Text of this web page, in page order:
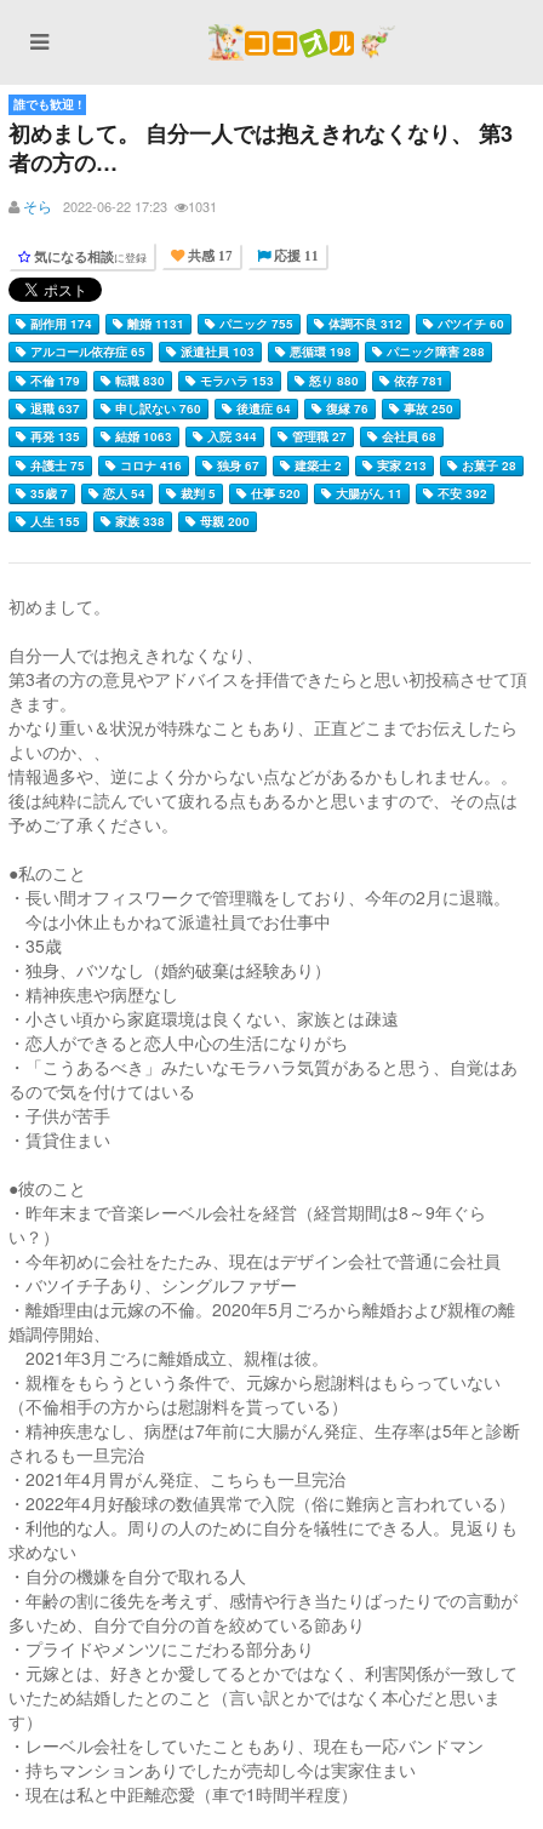
誰でも歓迎 !
初めまして。 自分一人では抱えきれなくなり、 第3
者の方の…
そら 2022-06-22 17:23 1031
気になる相談に登録 共感 17 応援 11
副作用 174 離婚 1131 パニック 755 体調不良 312
バツイチ 60
アルコール依存症 65
派遣社員 103 悪循環 198
パニック障害 288
不倫 179
転職 830 モラハラ 153 怒り 880
依存 781
退職 637
申し訳ない 760 後遺症 64 復縁 76
事故 250
再発 135
結婚 1063 入院 344 管理職 27
会社員 68
弁護士 75
コロナ 416 独身 67 建築士 2 実家 213
お菓子 28
35歳 7
恋人 54 裁判 5 仕事 520 大腸がん 11
不安 392
人生 155
家族 338 母親 200
初めまして。
自分一人では抱えきれなくなり、
第3者の方の意見やアドバイスを拝借できたらと思い初投稿させて頂
きます。
かなり重い＆状況が特殊なこともあり、正直どこまでお伝えしたら
よいのか、、
情報過多や、逆によく分からない点などがあるかもしれません。。
後は純粋に読んでいて疲れる点もあるかと思いますので、その点は
予めご了承ください。
●私のこと
・長い間オフィスワークで管理職をしており、今年の2月に退職。
今は小休止もかねて派遣社員でお仕事中
・35歳
・独身、バツなし（婚約破棄は経験あり）
・精神疾患や病歴なし
・小さい頃から家庭環境は良くない、家族とは疎遠
・恋人ができると恋人中心の生活になりがち
・「こうあるべき」みたいなモラハラ気質があると思う、自覚はあ
るので気を付けてはいる
・子供が苦手
・賃貸住まい
●彼のこと
・昨年末まで音楽レーベル会社を経営（経営期間は8～9年ぐら
い？）
・今年初めに会社をたたみ、現在はデザイン会社で普通に会社員
・バツイチ子あり、シングルファザー
・離婚理由は元嫁の不倫。2020年5月ごろから離婚および親権の離
婚調停開始、
2021年3月ごろに離婚成立、親権は彼。
・親権をもらうという条件で、元嫁から慰謝料はもらっていない
（不倫相手の方からは慰謝料を貰っている）
・精神疾患なし、病歴は7年前に大腸がん発症、生存率は5年と診断
されるも一旦完治
・2021年4月胃がん発症、こちらも一旦完治
・2022年4月好酸球の数値異常で入院（俗に難病と言われている）
・利他的な人。周りの人のために自分を犠牲にできる人。見返りも
求めない
・自分の機嫌を自分で取れる人
・年齢の割に後先を考えず、感情や行き当たりばったりでの言動が
多いため、自分で自分の首を絞めている節あり
・プライドやメンツにこだわる部分あり
・元嫁とは、好きとか愛してるとかではなく、利害関係が一致して
いたため結婚したとのこと（言い訳とかではなく本心だと思いま
す）
・レーベル会社をしていたこともあり、現在も一応バンドマン
・持ちマンションありでしたが売却し今は実家住まい
・現在は私と中距離恋愛（車で1時間半程度）